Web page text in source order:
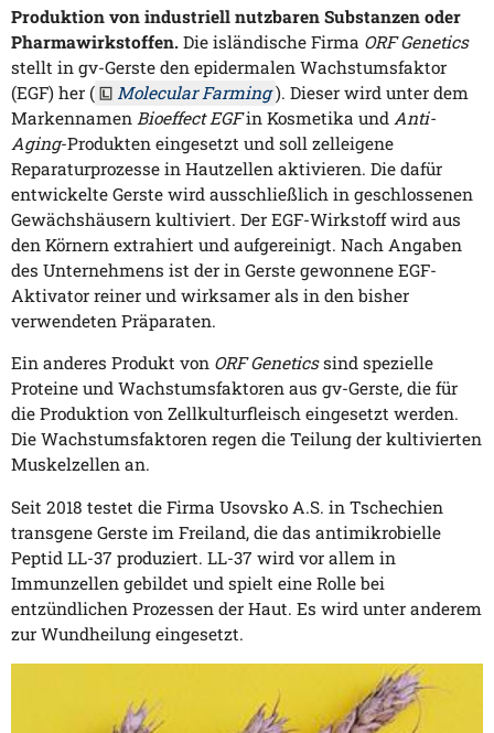
Produktion von industriell nutzbaren Substanzen oder
Pharmawirkstoffen. Die isländische Firma ORF Genetics
stellt in gv-Gerste den epidermalen Wachstumsfaktor
(EGF) her (
Molecular Farming ). Dieser wird unter dem
Markennamen Bioeffect EGFin Kosmetika und Anti-
Aging-Produkten eingesetzt und soll zelleigene
Reparaturprozesse in Hautzellen aktivieren. Die dafür
entwickelte Gerste wird ausschließlich in geschlossenen
Gewächshäusern kultiviert. Der EGF-Wirkstoff wird aus
den Körnern extrahiert und aufgereinigt. Nach Angaben
des Unternehmens ist der in Gerste gewonnene EGF-
Aktivator reiner und wirksamer als in den bisher
verwendeten Präparaten.
Ein anderes Produkt von ORF Geneticssind spezielle
Proteine und Wachstumsfaktoren aus gv-Gerste, die für
die Produktion von Zellkulturfleisch eingesetzt werden.
Die Wachstumsfaktoren regen die Teilung der kultivierten
Muskelzellen an.
Seit 2018 testet die Firma Usovsko A.S. in Tschechien
transgene Gerste im Freiland, die das antimikrobielle
Peptid LL-37 produziert. LL-37 wird vor allem in
Immunzellen gebildet und spielt eine Rolle bei
entzündlichen Prozessen der Haut. Es wird unter anderem
zur Wundheilung eingesetzt.